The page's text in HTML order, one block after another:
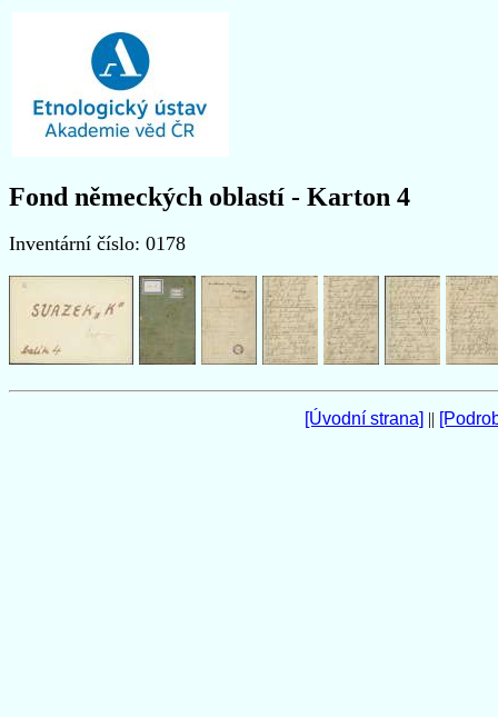
Fond německých oblastí - Karton 4
Inventární číslo: 0178
[Úvodní strana] ||